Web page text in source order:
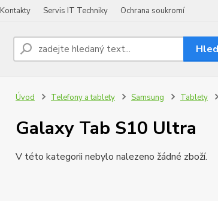
Kontakty Servis IT Techniky Ochrana soukromí
Úvod Telefony a tablety Samsung Tablety
Galaxy Tab S10 Ultra
V této kategorii nebylo nalezeno žádné zboží.